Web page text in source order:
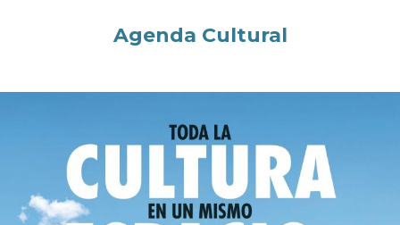
Agenda Cultural